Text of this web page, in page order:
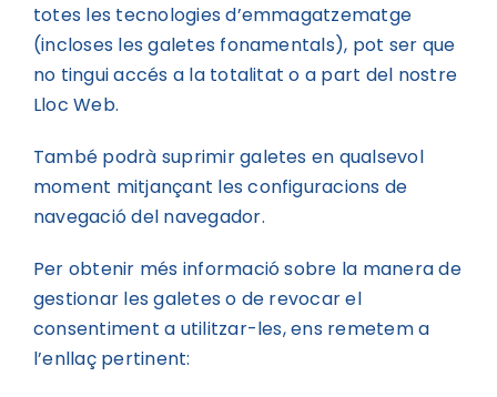
totes les tecnologies d’emmagatzematge
(incloses les galetes fonamentals), pot ser que
no tingui accés a la totalitat o a part del nostre
Lloc Web.
També podrà suprimir galetes en qualsevol
moment mitjançant les configuracions de
navegació del navegador.
Per obtenir més informació sobre la manera de
gestionar les galetes o de revocar el
consentiment a utilitzar-les, ens remetem a
l’enllaç pertinent: